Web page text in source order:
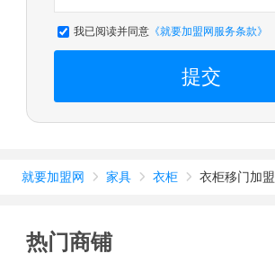
我已阅读并同意《就要加盟网服务条款》
提交
就要加盟网  家具  衣柜  衣柜移门加盟
热门商铺